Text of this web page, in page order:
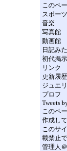
このペ
スポーツ
音楽
写真館
動画館
日記み
初代掲
リンク
更新履歴
ジュエ
プロフ
Tweets
このペ
作成し
このサ
載禁止
管理人